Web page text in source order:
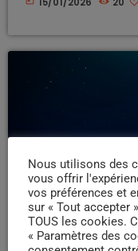
15/01/2026 20
Nous utilisons des
vous offrir
vos préférences et
sur « Tout accepter
TOUS les cookies.
« Paramètres des